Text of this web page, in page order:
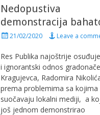
Nedopustiva
demonstracija
P
s
t
e
d
o
n
21/02/2020 Leave a
Res Publika najoštrije
i ignorantski odnos
Kragujevca, Radomira
prema problemima sa kojima
suočavaju lokalni mediji, a
još jednom demonstrirao